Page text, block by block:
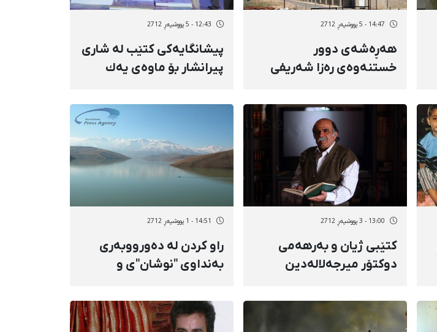
14:47 - 5 پووشپەڕ 2712
هەڕەشەی دوور
خستنەوەی رەزا شەریفی
كورد
12:43 - 5 پووشپەڕ 2712
پیشانگایەكی كتێب لە شاری
پیرانشار بۆ ماوەی یەك
13:00 - 3 پووشپەڕ 2712
كتێبی ژیان و بەرهەمی
دوكتۆر میرجەلالەدین
14:51 - 1 پووشپەڕ 2712
راو كردن لە دەورووبەری
بەنداوی "نوشان"‌ی و
باڵندەكان